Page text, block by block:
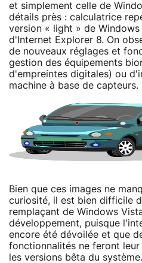
et simplement celle de
détails près : calculatrice
version « light » de
d'Internet Explorer 8. On
de nouveaux réglages et
gestion des équipements
d'empreintes digitales) ou
machine à base de capteurs.
Bien que ces images ne
curiosité, il est bien difficile
remplaçant de Windows
développement, puisque
encore été dévoilée et que
fonctionnalités ne feront
les versions bêta du